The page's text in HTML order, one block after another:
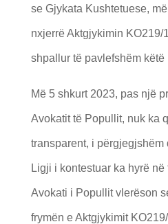
se Gjykata Kushtetuese,
nxjerrë Aktgjykimin KO219/
shpallur të pavlefshëm
Më 5 shkurt 2023, pas një
Avokatit të Popullit, nuk ka
transparent, i përgjegjshëm
Ligji i kontestuar ka hyrë në
Avokati i Popullit vlerëson
frymën e Aktgjykimit